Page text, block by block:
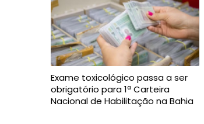
Exame toxicológico passa a ser
obrigatório para 1ª Carteira
Nacional de Habilitação na Bahia